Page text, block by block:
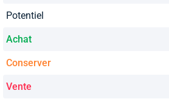
Potentiel
Achat
Conserver
Vente